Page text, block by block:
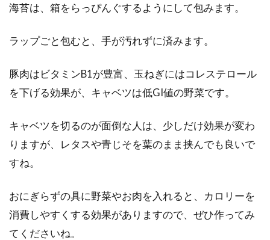
海苔は、箱をらっぴんぐするようにして包みます。
ラップごと包むと、手が汚れずに済みます。
豚肉はビタミンB1が豊富、玉ねぎにはコレステロール
を下げる効果が、キャベツは低GI値の野菜です。
キャベツを切るのが面倒な人は、少しだけ効果が変わ
りますが、レタスや青じそを葉のまま挟んでも良いで
すね。
おにぎらずの具に野菜やお肉を入れると、カロリーを
消費しやすくする効果がありますので、ぜひ作ってみ
てくださいね。